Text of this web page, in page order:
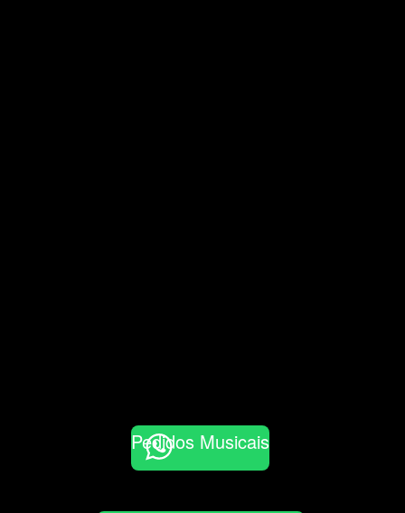
Pedidos Musicais